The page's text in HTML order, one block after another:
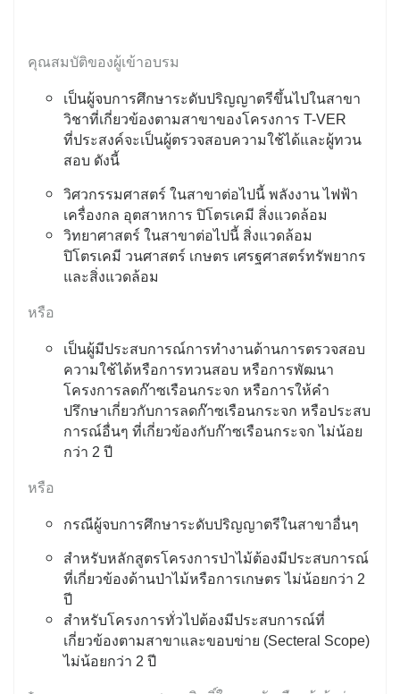
คุณสมบัติของผู้เข้าอบรม
เป็นผู้จบการศึกษาระดับปริญญาตรีขึ้นไปในสาขา
วิชาที่เกี่ยวข้องตามสาขาของโครงการ T-VER
ที่ประสงค์จะเป็นผู้ตรวจสอบความใช้ได้และผู้ทวน
สอบ ดังนี้
วิศวกรรมศาสตร์ ในสาขาต่อไปนี้ พลังงาน ไฟฟ้า
เครื่องกล อุตสาหการ ปิโตรเคมี สิ่งแวดล้อม
วิทยาศาสตร์ ในสาขาต่อไปนี้ สิ่งแวดล้อม
ปิโตรเคมี วนศาสตร์ เกษตร เศรฐศาสตร์ทรัพยากร
และสิ่งแวดล้อม
หรือ
เป็นผู้มีประสบการณ์การทำงานด้านการตรวจสอบ
ความใช้ได้หรือการทวนสอบ หรือการพัฒนา
โครงการลดก๊าซเรือนกระจก หรือการให้คำ
ปรึกษาเกี่ยวกับการลดก๊าซเรือนกระจก หรือประสบ
การณ์อื่นๆ ที่เกี่ยวข้องกับก๊าซเรือนกระจก ไม่น้อย
กว่า 2 ปี
หรือ
กรณีผู้จบการศึกษาระดับปริญญาตรีในสาขาอื่นๆ
สำหรับหลักสูตรโครงการป่าไม้ต้องมีประสบการณ์
ที่เกี่ยวข้องด้านป่าไม้หรือการเกษตร ไม่น้อยกว่า 2
ปี
สำหรับโครงการทั่วไปต้องมีประสบการณ์ที่
เกี่ยวข้องตามสาขาและขอบข่าย (Secteral Scope)
ไม่น้อยกว่า 2 ปี